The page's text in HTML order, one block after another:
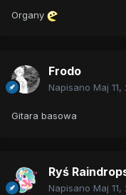
Organy
Frodo
Napisano Maj 11,
Gitara basowa
Ryś
Napisano Maj 11,